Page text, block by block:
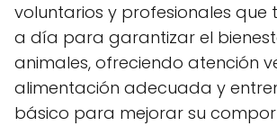
voluntarios y profesionales
a día para garantizar el
animales, ofreciendo atención
alimentación adecuada y
básico para mejorar su